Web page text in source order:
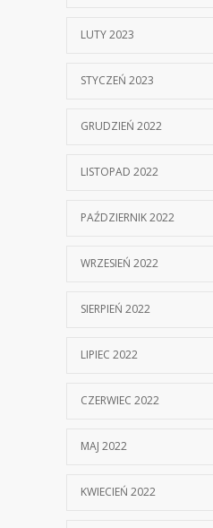
LUTY 2023
STYCZEŃ 2023
GRUDZIEŃ 2022
LISTOPAD 2022
PAŹDZIERNIK 2022
WRZESIEŃ 2022
SIERPIEŃ 2022
LIPIEC 2022
CZERWIEC 2022
MAJ 2022
KWIECIEŃ 2022